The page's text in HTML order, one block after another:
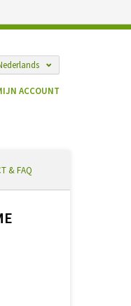
ACCOUNT
& FAQ
extra kosten